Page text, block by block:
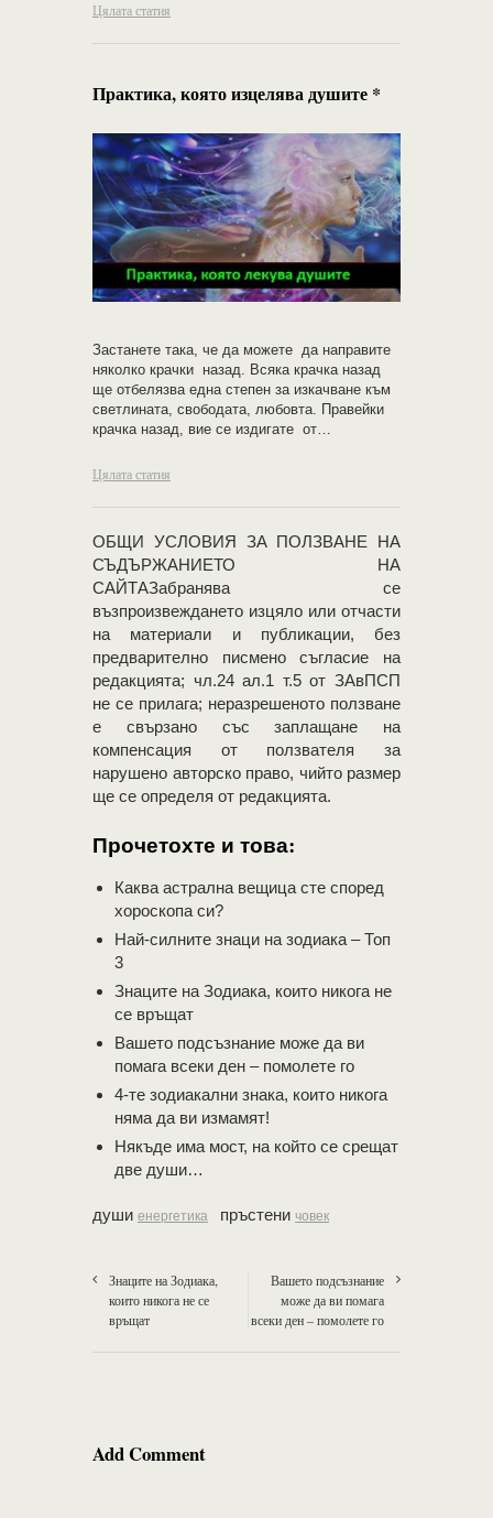
Цялата статия
Практика, която изцелява душите *
Застанете така, че да можете да направите
няколко крачки назад. Всяка крачка назад
ще отбелязва една степен за изкачване към
светлината, свободата, любовта. Правейки
крачка назад, вие се издигате от…
Цялата статия
OБЩИ УСЛОВИЯ ЗА ПОЛЗВАНЕ НА
СЪДЪРЖАНИЕТО НА
САЙТАЗабранява се
възпроизвеждането изцяло или отчасти
на материали и публикации, без
предварително писмено съгласие на
редакцията; чл.24 ал.1 т.5 от ЗАвПСП
не се прилага; неразрешеното ползване
е свързано със заплащане на
компенсация от ползвателя за
нарушено авторско право, чийто размер
ще се определя от редакцията.
Прочетохте и това:
Каква астрална вещица сте според
хороскопа си?
Най-силните знаци на зодиака – Топ
3
Знаците на Зодиака, които никога не
се връщат
Вашето подсъзнание може да ви
помага всеки ден – помолете го
4-те зодиакални знака, които никога
няма да ви измамят!
Някъде има мост, на който се срещат
две души…
души енергетика пръстени човек
Знаците на Зодиака,
които никога не се
връщат
Вашето подсъзнание
може да ви помага
всеки ден – помолете го
Add Comment